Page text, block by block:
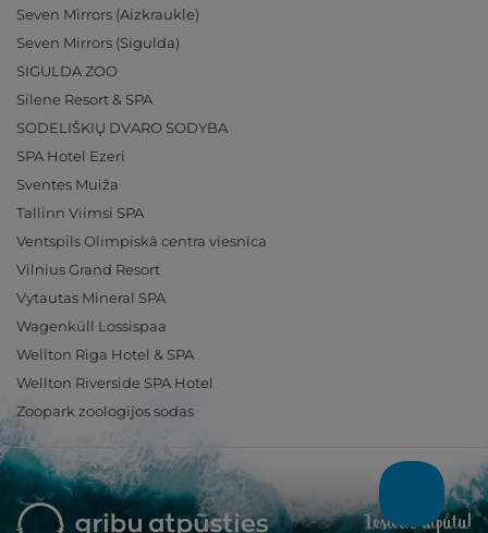
Seven Mirrors (Aizkraukle)
Seven Mirrors (Sigulda)
SIGULDA ZOO
Silene Resort & SPA
SODELIŠKIŲ DVARO SODYBA
SPA Hotel Ezeri
Sventes Muiža
Tallinn Viimsi SPA
Ventspils Olimpiskā centra viesnīca
Vilnius Grand Resort
Vytautas Mineral SPA
Wagenküll Lossispaa
Wellton Riga Hotel & SPA
Wellton Riverside SPA Hotel
Zoopark zoologijos sodas
Ieslēdz atpūtu!